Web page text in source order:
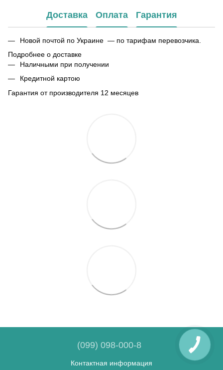
Доставка Оплата Гарантия
Новой почтой по Украине — по тарифам перевозчика.
Подробнее о доставке
Наличными при получении
Кредитной картою
Гарантия от производителя 12 месяцев
(099) 098-000-8
Контактная информация